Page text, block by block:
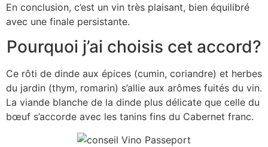
En conclusion, c’est un vin très plaisant, bien équilibré
avec une finale persistante.
Pourquoi j’ai choisis cet accord?
Ce rôti de dinde aux épices (cumin, coriandre) et herbes
du jardin (thym, romarin) s’allie aux arômes fuités du vin.
La viande blanche de la dinde plus délicate que celle du
bœuf s’accorde avec les tanins fins du Cabernet franc.